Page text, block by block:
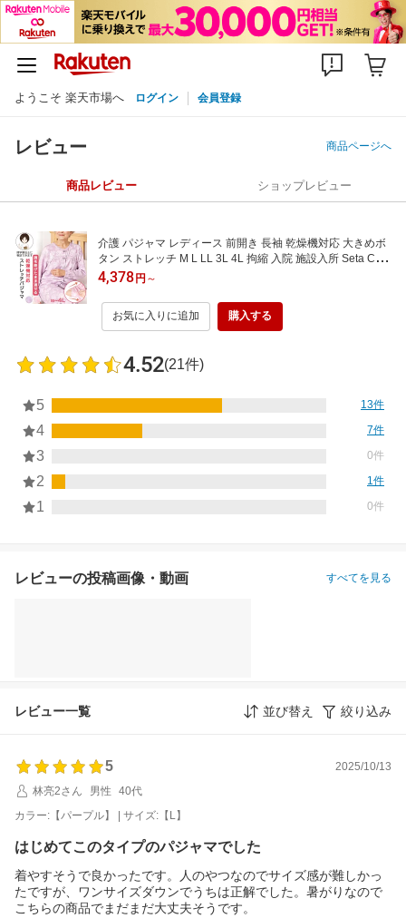
ようこそ 楽天市場へ ログイン 会員登録
レビュー 商品ページへ
商品レビュー ショップレビュー
介護 パジャマ レディース 前開き 長袖 乾燥機対応 大きめボ
タン ストレッチ M L LL 3L 4L 拘縮 入院 施設入所 Seta CaR
E
4,378円 ～
お気に入りに追加 購入する
4.52(21件)
5 13件
4 7件
3 0件
2 1件
1 0件
レビューの投稿画像・動画 すべてを見る
レビュー一覧 並び替え 絞り込み
5
2025/10/13
林亮2さん
男性
40代
カラー:【パープル】 | サイズ:【L】
はじめてこのタイプのパジャマでした
着やすそうで良かったです。人のやつなのでサイズ感が難しかっ
たですが、ワンサイズダウンでうちは正解でした。暑がりなので
こちらの商品でまだまだ大丈夫そうです。